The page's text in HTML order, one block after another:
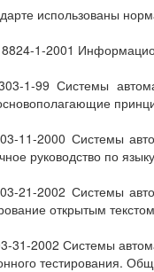
использованы
1-2001
1-99 Системы
11-2000 Системы
руководство по
21-2002 Системы
открытым
2002 Системы
тестирования.